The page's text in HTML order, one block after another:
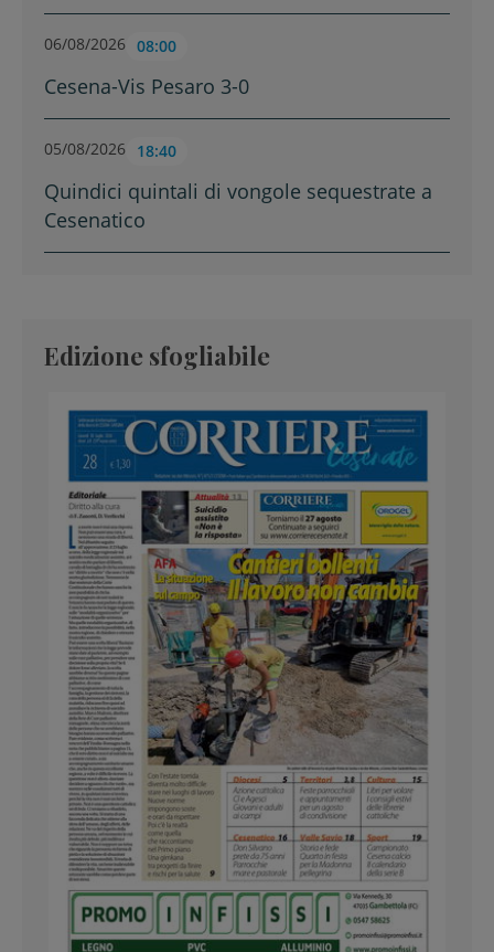
06/08/2026 08:00
Cesena-Vis Pesaro 3-0
05/08/2026 18:40
Quindici quintali di vongole sequestrate a
Cesenatico
Edizione sfogliabile